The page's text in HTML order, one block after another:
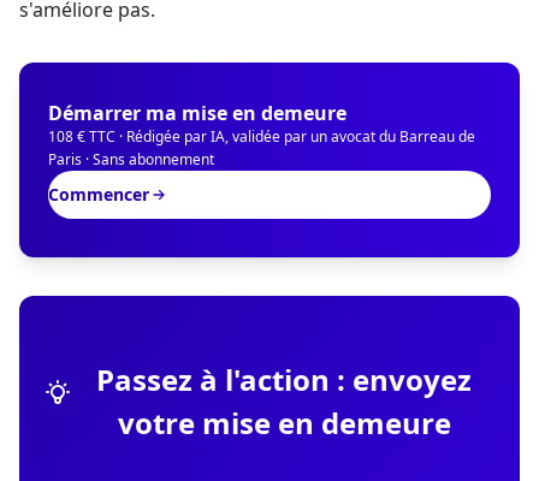
s'améliore pas.
Démarrer ma mise en demeure
108 € TTC · Rédigée par IA, validée par un avocat du Barreau de
Paris · Sans abonnement
Commencer
Passez à l'action : envoyez
votre mise en demeure